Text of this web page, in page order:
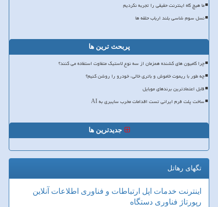
ما هیچ گاه اینترنت حقیقی را تجربه نکردیم
نسل سوم شاسی بلند ارباب حلقه ها
پربحث ترین ها
چرا کامیون های کشنده همزمان از سه نوع لاستیک متفاوت استفاده می کنند؟
چه طور با ریموت خاموش و باتری خالی، خودرو را روشن کنیم؟
قابل اعتمادترین برندهای موبایل
ساخت پلت فرم ایرانی تست اقدامات مخرب سایبری به AI
جدیدترین ها
تگهای رهاتل
اینترنت خدمات اپل ارتباطات و فناوری اطلاعات آنلاین
رپورتاژ فناوری دستگاه